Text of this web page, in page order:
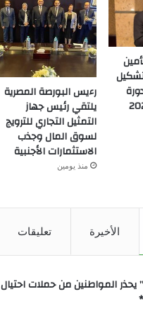
رءيس البورصة المصرية
يلتقي رئيس جهاز
التمثيل التجاري للترويج
لسوق المال وجذب
الاستثمارات الأجنبية
منذ يومين
الأخيرة تعليقات
يحذر المواطنين من حملات احتيال